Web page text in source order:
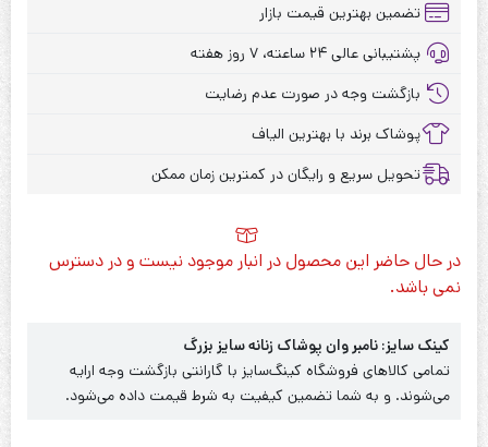
تضمین بهترین قیمت بازار
پشتیبانی عالی ۲۴ ساعته، ۷ روز هفته
بازگشت وجه در صورت عدم رضایت
پوشاک برند با بهترین الیاف
تحویل سریع و رایگان در کمترین زمان ممکن
در حال حاضر این محصول در انبار موجود نیست و در دسترس
نمی باشد.
کینک سایز: نامبر وان پوشاک زنانه سایز بزرگ
تمامی کالاهای فروشگاه کینگ‌سایز با گارانتی بازگشت وجه ارایه
می‌شوند. و به شما تضمین کیفیت به شرط قیمت داده می‌شود.